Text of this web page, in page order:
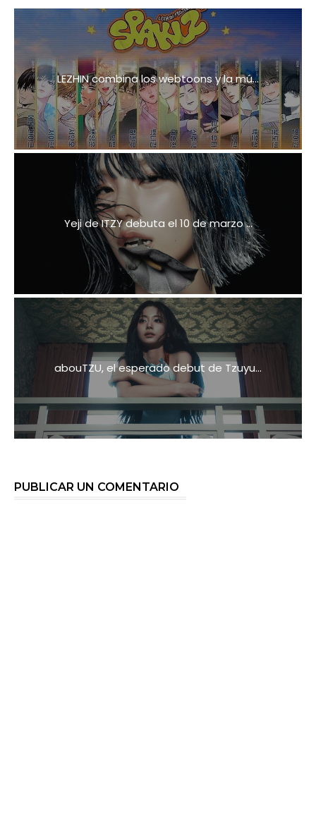
LEZHIN combina los webtoons y la mú...
Yeji de ITZY debuta el 10 de marzo ...
abouTZU, el esperado debut de Tzuyu...
PUBLICAR UN COMENTARIO